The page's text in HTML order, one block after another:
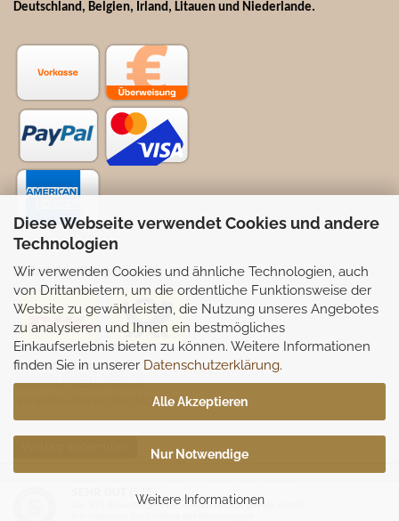
Diese Webseite verwendet Cookies und andere
Technologien
Wir verwenden Cookies und ähnliche Technologien, auch
von Drittanbietern, um die ordentliche Funktionsweise der
Website zu gewährleisten, die Nutzung unseres Angebotes
zu analysieren und Ihnen ein bestmögliches
Einkaufserlebnis bieten zu können. Weitere Informationen
finden Sie in unserer Datenschutzerklärung.
Alle Akzeptieren
Nur Notwendige
Weitere Informationen
Deutschland, Belgien, Irland, Litauen und Niederlande.
Selbstabhollung möglich
Partnerseiten:
www.murmelbuntes.de
www.der-kleine-dekoladen.de
(5 / 5)
Bewertungen bei: dawanda.com, google.com ⓘ